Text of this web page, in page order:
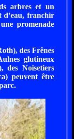
arbres et un
d’eau, franchir
promenade
des Frênes
glutineux
des Noisetiers
peuvent être